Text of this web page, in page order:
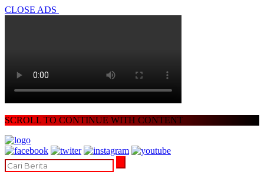
CLOSE ADS
SCROLL TO CONTINUE WITH CONTENT